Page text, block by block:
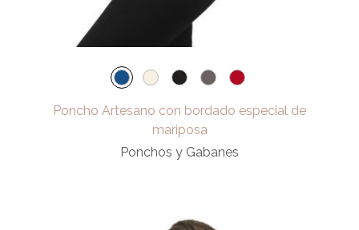
Poncho Artesano con bordado especial de
mariposa
Ponchos y Gabanes